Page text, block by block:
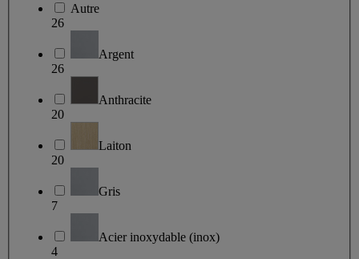
Autre
26
Argent
26
Anthracite
20
Laiton
20
Gris
7
Acier inoxydable (inox)
4